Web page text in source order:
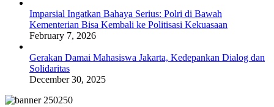
Imparsial Ingatkan Bahaya Serius: Polri di Bawah
Kementerian Bisa Kembali ke Politisasi Kekuasaan
February 7, 2026
Gerakan Damai Mahasiswa Jakarta, Kedepankan Dialog dan
Solidaritas
December 30, 2025